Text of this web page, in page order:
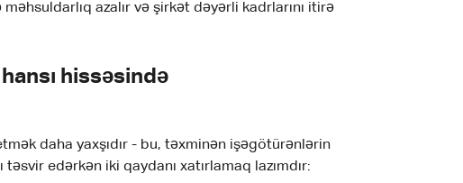
azalır və şirkət dəyərli kadrlarını itirə
hissəsində
daha yaxşıdır - bu, təxminən işəgötürənlərin
edərkən iki qaydanı xatırlamaq lazımdır: